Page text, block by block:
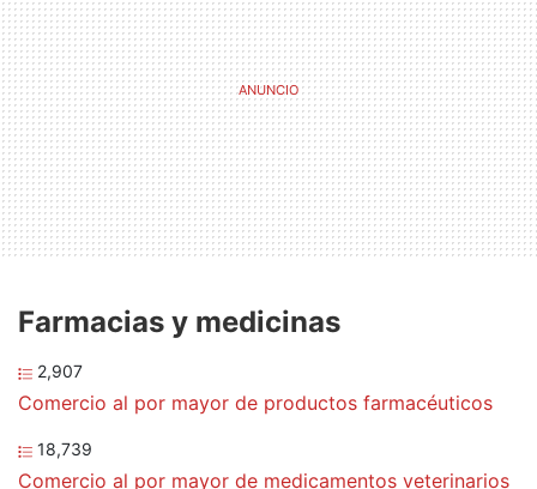
Farmacias y medicinas
2,907
Comercio al por mayor de productos farmacéuticos
18,739
Comercio al por mayor de medicamentos veterinarios